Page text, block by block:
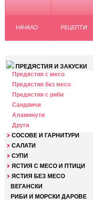
ПРЕДЯСТИЯ И ЗАКУСКИ
Предястия с месо
Предястия без месо
Предястия с риби
Сандвичи
Аламинути
Други
СОСОВЕ И ГАРНИТУРИ
САЛАТИ
СУПИ
ЯСТИЯ С МЕСО И ПТИЦИ
ЯСТИЯ БЕЗ МЕСО
ВЕГАНСКИ
РИБИ И МОРСКИ ДАРОВЕ